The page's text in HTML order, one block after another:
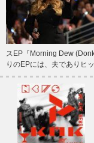
スEP『Morning Dew
りのEPには、夫でありヒ